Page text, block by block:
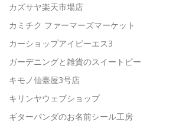
カズサヤ楽天市場店
カミチク ファーマーズマーケット
カーショップアイピーエス3
ガーデニングと雑貨のスイートピー
キモノ仙臺屋3号店
キリンヤウェブショップ
ギターパンダのお名前シール工房